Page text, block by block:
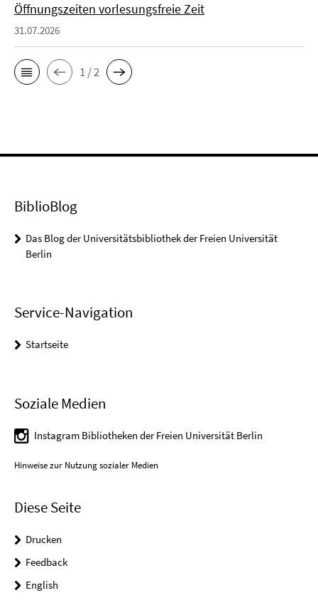
Öffnungszeiten vorlesungsfreie Zeit
31.07.2026
1 / 2
BiblioBlog
Das Blog der Universitätsbibliothek der Freien Universität
Berlin
Service-Navigation
Startseite
Soziale Medien
Instagram Bibliotheken der Freien Universität Berlin
Hinweise zur Nutzung sozialer Medien
Diese Seite
Drucken
Feedback
English